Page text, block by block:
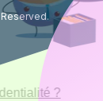
le contenu de
de vous
vous
visite...
de
Reserved.